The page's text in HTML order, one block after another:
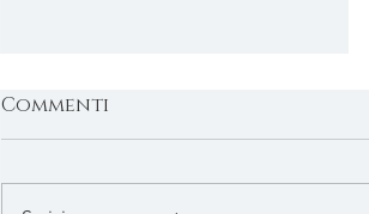
Commenti